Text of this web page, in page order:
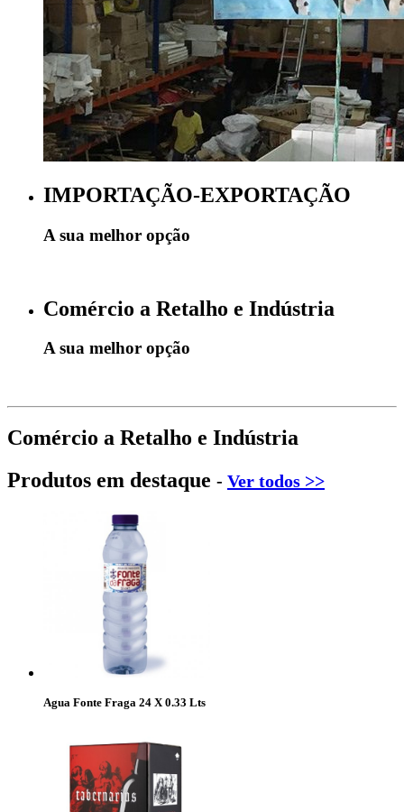
IMPORTAÇÃO-EXPORTAÇÃO
A sua melhor opção
Comércio a Retalho e Indústria
A sua melhor opção
Comércio a Retalho e Indústria
Produtos em destaque - Ver todos >>
Agua Fonte Fraga 24 X 0.33 Lts